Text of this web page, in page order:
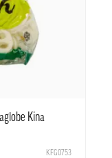
Kina
KFG0753